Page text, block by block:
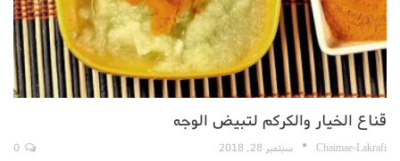
قناع الخيار والكركم لتبيض الوجه
Chaimae-Lakrafi سبتمبر 28, 2018